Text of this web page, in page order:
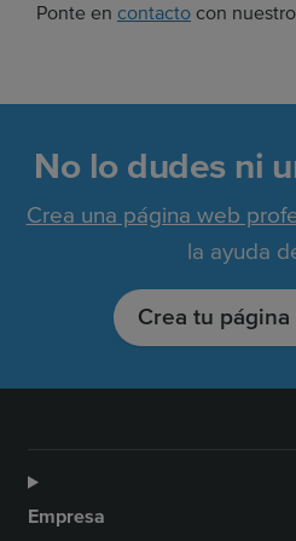
Ponte en contacto con
No lo dudes ni
Crea una página web
la ayuda
Crea tu
Empresa